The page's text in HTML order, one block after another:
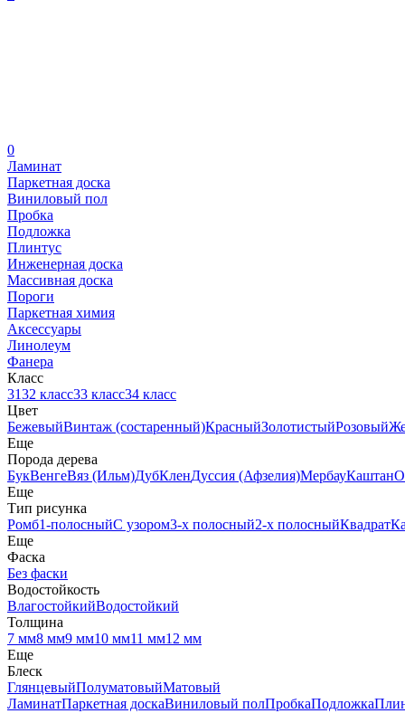
0
Ламинат
Паркетная доска
Виниловый пол
Пробка
Подложка
Плинтус
Инженерная доска
Массивная доска
Пороги
Паркетная химия
Аксессуары
Линолеум
Фанера
Класс
3132 класс33 класс34 класс
Цвет
БежевыйВинтаж (состаренный)КрасныйЗолотистыйРозовый
Еще
Порода дерева
БукВенгеВяз (Ильм)ДубКленДуссия (Афзелия)МербауКаштан
Еще
Тип рисунка
Ромб1-полосныйС узором3-х полосный2-х полосныйКвадрат
Еще
Фаска
Без фаски
Водостойкость
ВлагостойкийВодостойкий
Толщина
7 мм8 мм9 мм10 мм11 мм12 мм
Еще
Блеск
ГлянцевыйПолуматовыйМатовый
ЛаминатПаркетная доскаВиниловый полПробкаПодложка